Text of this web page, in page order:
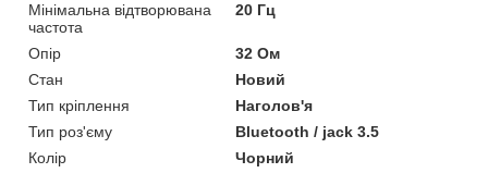
Мінімальна відтворювана
частота
20 Гц
Опір
32 Ом
Стан
Новий
Тип кріплення
Наголов'я
Тип роз'єму
Bluetooth / jack 3.5
Колір
Чорний